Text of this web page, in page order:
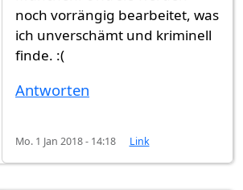
noch vorrängig bearbeitet, was
ich unverschämt und kriminell
finde. :(
Antworten
Mo. 1 Jan 2018 - 14:18 Link